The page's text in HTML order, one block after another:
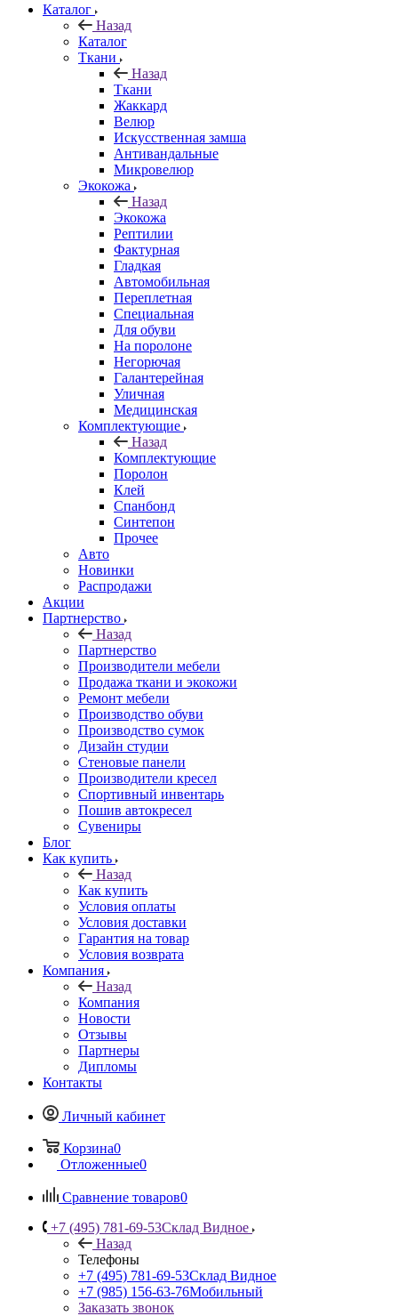
Каталог
Назад
Каталог
Ткани
Назад
Ткани
Жаккард
Велюр
Искусственная замша
Антивандальные
Микровелюр
Экокожа
Назад
Экокожа
Рептилии
Фактурная
Гладкая
Автомобильная
Переплетная
Специальная
Для обуви
На поролоне
Негорючая
Галантерейная
Уличная
Медицинская
Комплектующие
Назад
Комплектующие
Поролон
Клей
Спанбонд
Синтепон
Прочее
Авто
Новинки
Распродажи
Акции
Партнерство
Назад
Партнерство
Производители мебели
Продажа ткани и экокожи
Ремонт мебели
Производство обуви
Производство сумок
Дизайн студии
Стеновые панели
Производители кресел
Спортивный инвентарь
Пошив автокресел
Сувениры
Блог
Как купить
Назад
Как купить
Условия оплаты
Условия доставки
Гарантия на товар
Условия возврата
Компания
Назад
Компания
Новости
Отзывы
Партнеры
Дипломы
Контакты
Личный кабинет
Корзина0
Отложенные0
Сравнение товаров0
+7 (495) 781-69-53Склад Видное
Назад
Телефоны
+7 (495) 781-69-53Склад Видное
+7 (985) 156-63-76Мобильный
Заказать звонок